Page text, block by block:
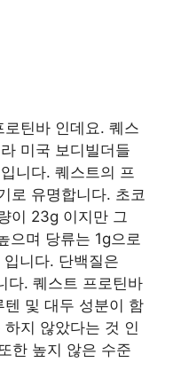
틴바 인데요. 퀘스
미국 보디빌더들
니다. 퀘스트의 프
로 유명합니다. 초코
이 23g 이지만 그
으며 당류는 1g으로
니다. 단백질은
다. 퀘스트 프로틴바
및 대두 성분이 함
지 않았다는 것 인
한 높지 않은 수준